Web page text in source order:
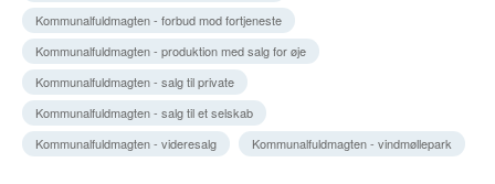
Kommunalfuldmagten - forbud mod fortjeneste
Kommunalfuldmagten - produktion med salg for øje
Kommunalfuldmagten - salg til private
Kommunalfuldmagten - salg til et selskab
Kommunalfuldmagten - videresalg
Kommunalfuldmagten - vindmøllepark